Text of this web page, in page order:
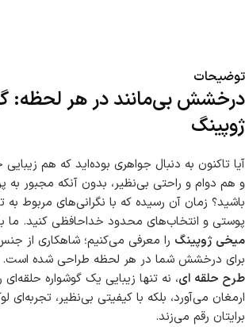
توضیحات
درخشش بی‌مانند در هر لحظه:
ژوپینگ
آیا تاکنون به دنبال جواهری بوده‌اید که هم
و هم دوام و راحتی بی‌نظیر، بدون آنکه مجبور به
باشید؟ زمان آن رسیده که با نگرانی‌های مربوط
پوستی و انتخاب‌های محدود خداحافظی کنید. ما با
میخی ژوپینگ را معرفی می‌کنیم؛ شاهکاری از
برای درخشش شما در هر لحظه طراحی شده است.
طرح حلقه ای، نه تنها زیبایی یک گوشواره
ارمغان می‌آورد، بلکه با کیفیتی بی‌نظیر،
برایتان رقم می‌زند.